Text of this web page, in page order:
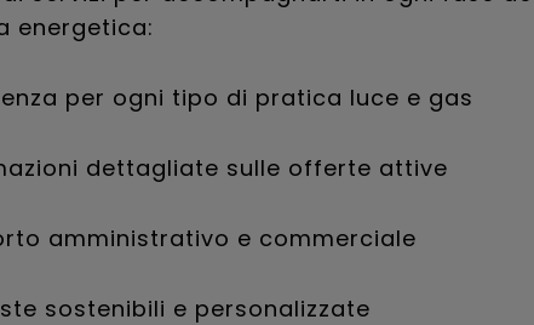
energetica:
per ogni tipo di pratica luce e gas
dettagliate sulle offerte attive
amministrativo e commerciale
sostenibili e personalizzate